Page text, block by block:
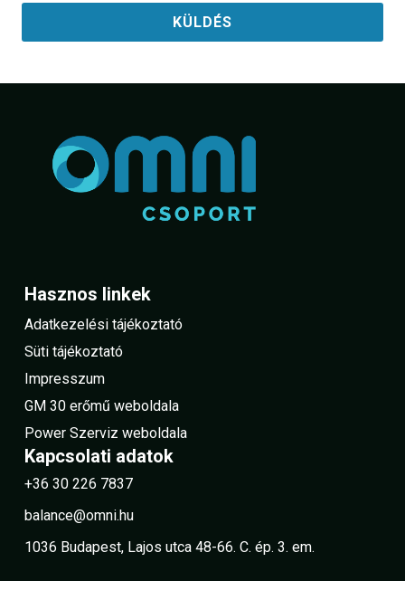
KÜLDÉS
Hasznos linkek
Adatkezelési tájékoztató
Süti tájékoztató
Impresszum
GM 30 erőmű weboldala
Power Szerviz weboldala
Kapcsolati adatok
+36 30 226 7837
balance@omni.hu
1036 Budapest, Lajos utca 48-66. C. ép. 3. em.